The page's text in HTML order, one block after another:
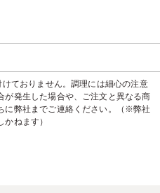
ておりません。調理には細心の注意
が発生した場合や、ご注文と異なる商
に弊社までご連絡ください。（※弊社
ねます）